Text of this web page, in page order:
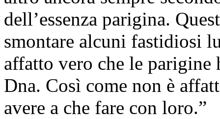
dell’essenza parigina.
smontare alcuni fastidiosi
affatto vero che le parigine
Dna. Così come non è
avere a che fare con loro.”